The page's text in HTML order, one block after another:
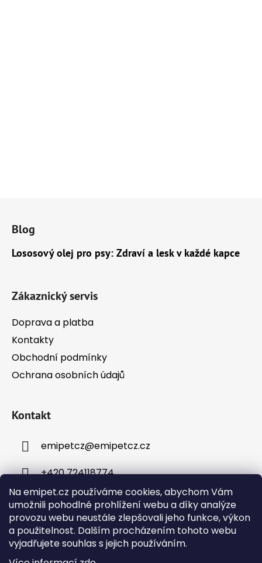
Na emipet.cz používáme cookies, abychom Vám
umožnili pohodlné prohlížení webu a díky analýze
provozu webu neustále zlepšovali jeho funkce, výkon
a použitelnost. Dalším procházením tohoto webu
vyjadřujete souhlas s jejich používáním.
Blog
Lososový olej pro psy: Zdraví a lesk v každé kapce
Zákaznický servis
Doprava a platba
Kontakty
Obchodní podmínky
Ochrana osobních údajů
Kontakt
emipetcz@emipetcz.cz
+420 724118774
Instagram